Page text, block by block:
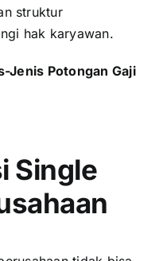
struktur
hak karyawan.
Jenis Potongan Gaji
Single